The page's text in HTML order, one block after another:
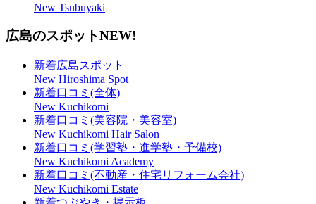
New Tsubuyaki
広島のスポットNEW!
新着広島スポット
New Hiroshima Spot
新着口コミ(全体)
New Kuchikomi
新着口コミ(美容院・美容室)
New Kuchikomi Hair Salon
新着口コミ(学習塾・進学塾・予備校)
New Kuchikomi Academy
新着口コミ(不動産・住宅リフォーム会社)
New Kuchikomi Estate